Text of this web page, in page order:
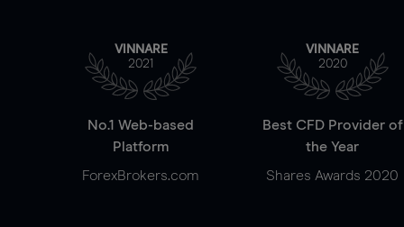
VINNARE
2021
No.1 Web-based
Platform
ForexBrokers.com
VINNARE
2020
Best CFD Provider of
the Year
Shares Awards 2020